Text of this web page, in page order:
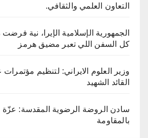
التعاون العلمي والثقافي.
كل السفن اللي تعبر مضيق هرمز
وزير العلوم الايراني: لتنظيم
القائد الشهيد
سادن الروضة الرضوية المقدسة:
بالمقاومة